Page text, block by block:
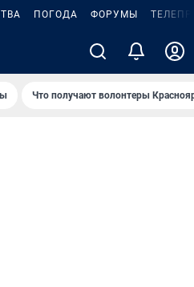
ПОГОДА ФОРУМЫ
Что получают волонтеры